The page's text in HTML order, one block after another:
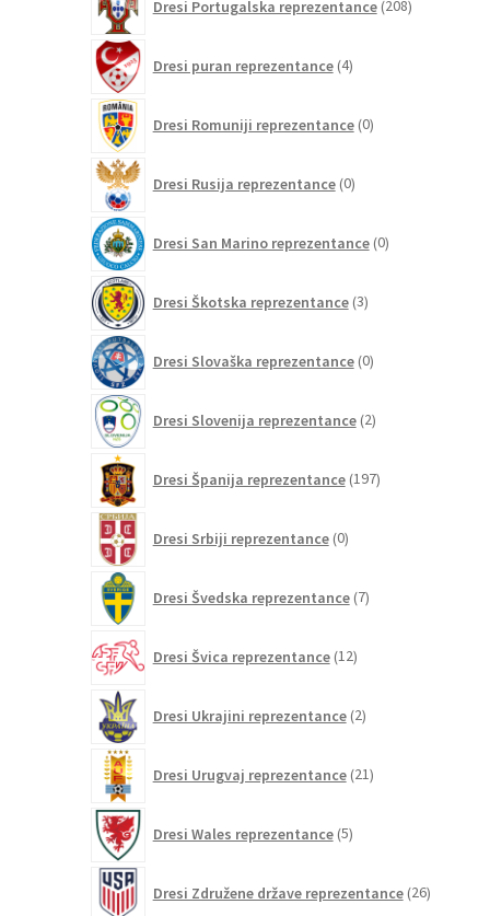
Dresi Portugalska reprezentance 208izdelkov
Dresi puran reprezentance 4izdelki
Dresi Romuniji reprezentance 0izdelkov
Dresi Rusija reprezentance 0izdelkov
Dresi San Marino reprezentance 0izdelkov
Dresi Škotska reprezentance 3izdelki
Dresi Slovaška reprezentance 0izdelkov
Dresi Slovenija reprezentance 2izdelka
Dresi Španija reprezentance 197izdelkov
Dresi Srbiji reprezentance 0izdelkov
Dresi Švedska reprezentance 7izdelkov
Dresi Švica reprezentance 12izdelkov
Dresi Ukrajini reprezentance 2izdelka
Dresi Urugvaj reprezentance 21izdelkov
Dresi Wales reprezentance 5izdelkov
Dresi Združene države reprezentance 26izdelkov